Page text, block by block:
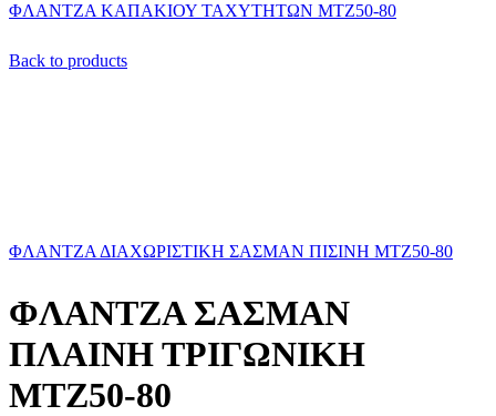
ΦΛΑΝΤΖΑ ΚΑΠΑΚΙΟΥ ΤΑΧΥΤΗΤΩΝ ΜΤΖ50-80
Back to products
ΦΛΑΝΤΖΑ ΔΙΑΧΩΡΙΣΤΙΚΗ ΣΑΣΜΑΝ ΠΙΣΙΝΗ ΜΤΖ50-80
ΦΛΑΝΤΖΑ ΣΑΣΜΑΝ
ΠΛΑΙΝΗ ΤΡΙΓΩΝΙΚΗ
ΜΤΖ50-80